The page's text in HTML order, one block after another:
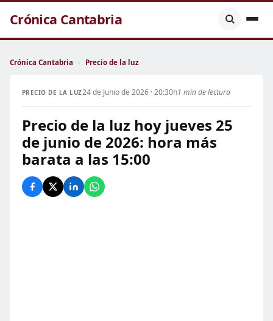
Crónica Cantabria
Crónica Cantabria › Precio de la luz
PRECIO DE LA LUZ24 de Junio de 2026 · 20:30h1 min de lectura
Precio de la luz hoy jueves 25
de junio de 2026: hora más
barata a las 15:00